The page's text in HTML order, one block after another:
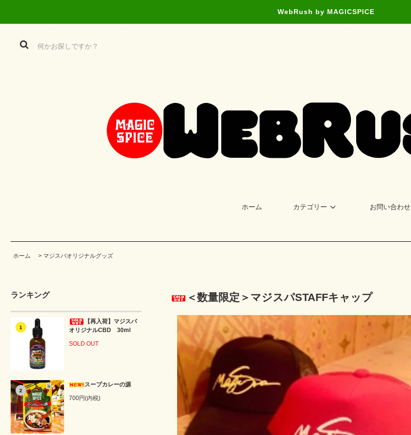
WebRush by MAGICSPICE
ホーム カテゴリー お問い合わせ
ホーム > マジスパオリジナルグッズ
ランキング
1
【再入荷】マジスパ
オリジナルCBD 30ml
SOLD OUT
2
スープカレーの源
700円(内税)
＜数量限定＞マジスパSTAFFキャップ